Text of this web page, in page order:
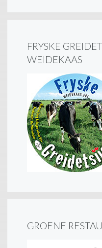
FRYSKE
WEIDEKAAS
GROENE